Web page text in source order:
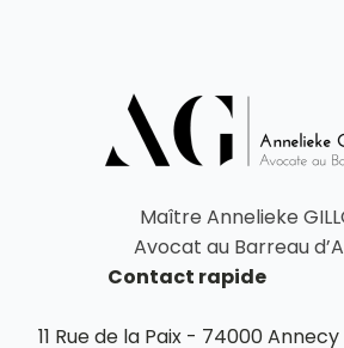
Maître Annelieke
Avocat au Barreau
Contact rapide
11 Rue de la Paix - 74000 Annecy